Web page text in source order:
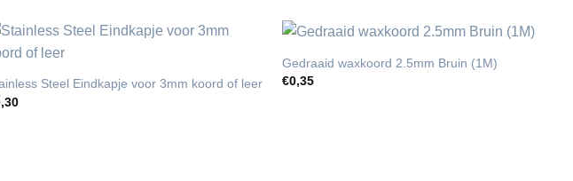
Steel Eindkapje voor 3mm koord of leer
Gedraaid waxkoord 2.5mm Bruin (1M)
€0,35